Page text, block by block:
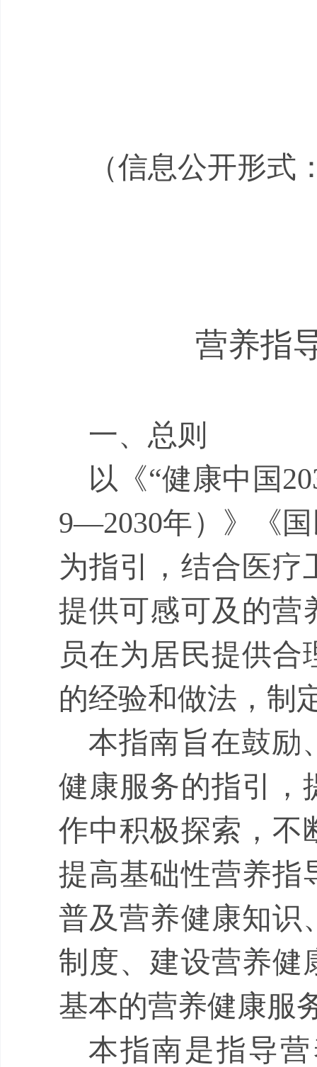
（信息公开形式
营养指
一、总则
以 《“健康中国
9—2030年）》《
为指引，结合医疗
提供可感可及的营
员在为居民提供
的经验和做法，制
本指南旨在鼓励
健康服务的指引，
作中积极探索 ，
提高基础性营养指
普及营养健康知识
制度、建设营养健
基本的营养健康服
本指南是指导